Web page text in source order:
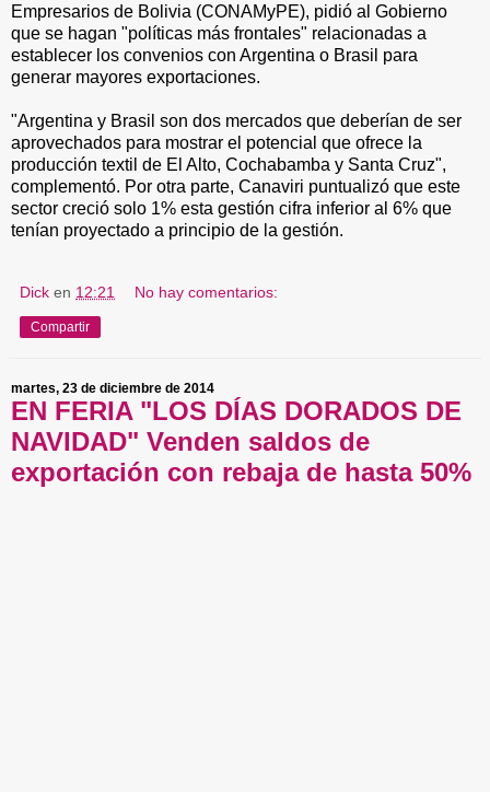
Empresarios de Bolivia (CONAMyPE), pidió al Gobierno
que se hagan "políticas más frontales" relacionadas a
establecer los convenios con Argentina o Brasil para
generar mayores exportaciones.
"Argentina y Brasil son dos mercados que deberían de ser
aprovechados para mostrar el potencial que ofrece la
producción textil de El Alto, Cochabamba y Santa Cruz",
complementó. Por otra parte, Canaviri puntualizó que este
sector creció solo 1% esta gestión cifra inferior al 6% que
tenían proyectado a principio de la gestión.
Dick en 12:21 No hay comentarios:
Compartir
martes, 23 de diciembre de 2014
EN FERIA "LOS DÍAS DORADOS DE
NAVIDAD" Venden saldos de
exportación con rebaja de hasta 50%